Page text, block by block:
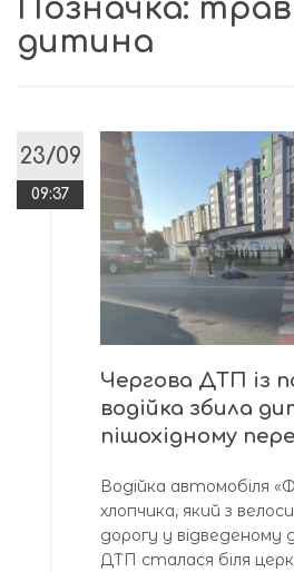
Позначка:
дитина
23/09
09:37
Чергова ДТП із
водійка збила
пішохідному
Водійка автомобіля
хлопчика, який з
дорогу у відведеному
ДТП сталася біля